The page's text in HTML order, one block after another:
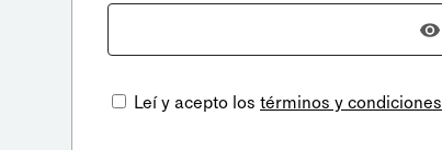
Leí y acepto los términos y condiciones